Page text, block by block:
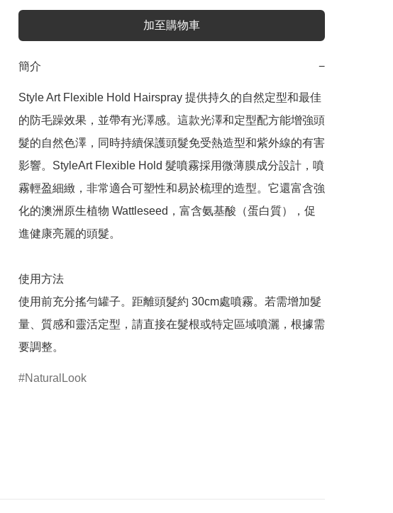
加至購物車
簡介 −
Style Art Flexible Hold Hairspray 提供持久的自然定型和最佳
的防毛躁效果，並帶有光澤感。這款光澤和定型配方能增強頭
髮的自然色澤，同時持續保護頭髮免受熱造型和紫外線的有害
影響。StyleArt Flexible Hold 髮噴霧採用微薄膜成分設計，噴
霧輕盈細緻，非常適合可塑性和易於梳理的造型。它還富含強
化的澳洲原生植物 Wattleseed，富含氨基酸（蛋白質），促
進健康亮麗的頭髮。
使用方法
使用前充分搖勻罐子。距離頭髮約 30cm處噴霧。若需增加髮
量、質感和靈活定型，請直接在髮根或特定區域噴灑，根據需
要調整。
NaturalLook